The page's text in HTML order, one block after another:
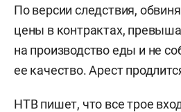
По версии следствия,
цены в контрактах,
на производство еды и не
ее качество. Арест
НТВпишет, что все трое